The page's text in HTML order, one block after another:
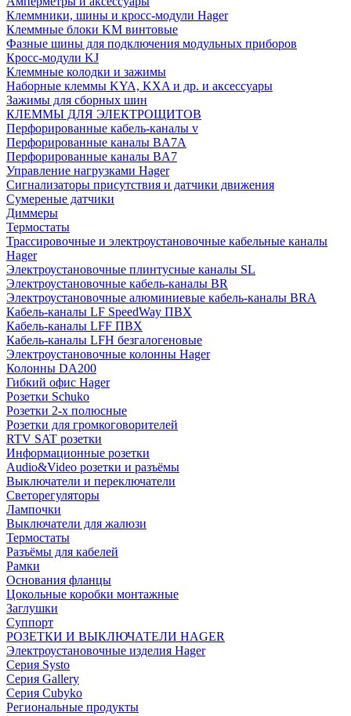
Клеммники, шины и кросс-модули Hager
Клеммные блоки KM винтовые
Фазные шины для подключения модульных приборов
Кросс-модули KJ
Клеммные колодки и зажимы
Наборные клеммы KYA, KXA и др. и аксессуары
Зажимы для сборных шин
КЛЕММЫ ДЛЯ ЭЛЕКТРОЩИТОВ
Перфорированные кабель-каналы v
Перфорированные каналы BA7A
Перфорированные каналы BA7
Управление нагрузками Hager
Сигнализаторы присутствия и датчики движения
Сумереные датчики
Диммеры
Термостаты
Трассировочные и электроустановочные кабельные каналы
Hager
Электроустановочные плинтусные каналы SL
Электроустановочные кабель-каналы BR
Электроустановочные алюминиевые кабель-каналы BRA
Кабель-каналы LF SpeedWay ПВХ
Кабель-каналы LFF ПВХ
Кабель-каналы LFH безгалогеновые
Электроустановочные колонны Hager
Колонны DA200
Гибкий офис Hager
Розетки Schuko
Розетки 2-х полюсные
Розетки для громкоговорителей
RTV SAT розетки
Информационные розетки
Audio&Video розетки и разъёмы
Выключатели и переключатели
Светорегуляторы
Лампочки
Выключатели для жалюзи
Термостаты
Разъёмы для кабелей
Рамки
Основания фланцы
Цокольные коробки монтажные
Заглушки
Суппорт
РОЗЕТКИ И ВЫКЛЮЧАТЕЛИ HAGER
Электроустановочные изделия Hager
Серия Systo
Серия Gallery
Серия Cubyko
Региональные продукты